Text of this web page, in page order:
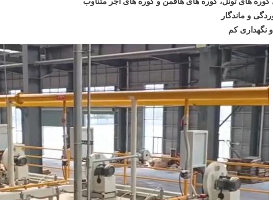
و ماندگار
نگهداری کم